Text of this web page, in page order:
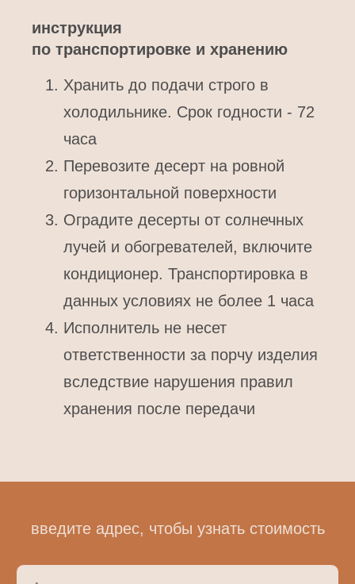
инструкция
по транспортировке и хранению
Хранить до подачи строго в
холодильнике. Срок годности - 72
часа
Перевозите десерт на ровной
горизонтальной поверхности
Оградите десерты от солнечных
лучей и обогревателей, включите
кондиционер. Транспортировка в
данных условиях не более 1 часа
Исполнитель не несет
ответственности за порчу изделия
вследствие нарушения правил
хранения после передачи
введите адрес, чтобы узнать стоимость